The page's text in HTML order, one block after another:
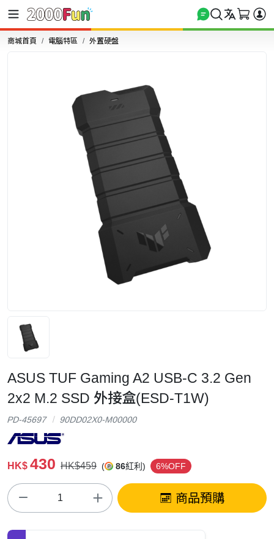
商城首頁 電腦特區 外置硬盤
ASUS TUF Gaming A2 USB-C 3.2 Gen
2x2 M.2 SSD 外接盒(ESD-T1W)
PD-45697 90DD02X0-M00000
HK$ 430 HK$459 ( 86紅利) 6%OFF
商品預購